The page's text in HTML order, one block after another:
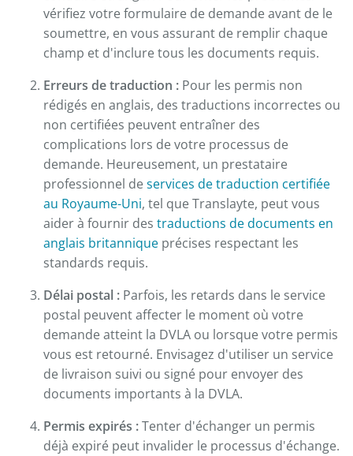
vérifiez votre formulaire de demande avant de le
soumettre, en vous assurant de remplir chaque
champ et d'inclure tous les documents requis.
Erreurs de traduction : Pour les permis non
rédigés en anglais, des traductions incorrectes ou
non certifiées peuvent entraîner des
complications lors de votre processus de
demande. Heureusement, un prestataire
professionnel deservices de traduction certifiée
au Royaume-Uni, tel que Translayte, peut vous
aider à fournir des traductions de documents en
anglais britannique précises respectant les
standards requis.
Délai postal : Parfois, les retards dans le service
postal peuvent affecter le moment où votre
demande atteint la DVLA ou lorsque votre permis
vous est retourné. Envisagez d'utiliser un service
de livraison suivi ou signé pour envoyer des
documents importants à la DVLA.
Permis expirés :Tenter d'échanger un permis
déjà expiré peut invalider le processus d'échange.